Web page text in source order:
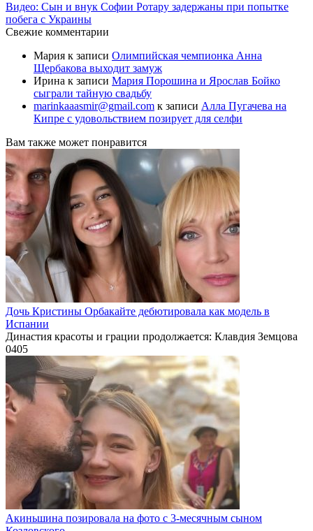
Видео: Сын и внук Софии Ротару задержаны при попытке
побега с Украины
Свежие комментарии
Мария к записи Олимпийская чемпионка Анна
Щербакова выходит замуж
Ирина к записи Мария Порошина и Ярослав Бойко
сыграли тайную свадьбу
marinkaaasmir@gmail.com к записи Алла Пугачева на
Кипре с удовольствием позирует для селфи
Вам также может понравится
Дочь Кристины Орбакайте дебютировала как модель в
Испании
Династия красоты и грации продолжается: Клавдия Земцова
0405
Акиньшина позировала на фото с 3-месячным сыном